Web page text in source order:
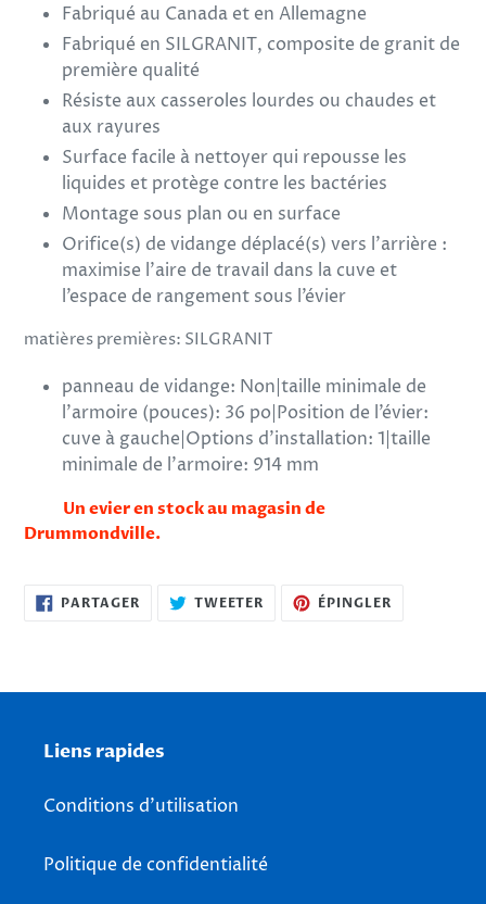
Fabriqué au Canada et en Allemagne
Fabriqué en SILGRANIT, composite de granit de
première qualité
Résiste aux casseroles lourdes ou chaudes et
aux rayures
Surface facile à nettoyer qui repousse les
liquides et protège contre les bactéries
Montage sous plan ou en surface
Orifice(s) de vidange déplacé(s) vers l’arrière :
maximise l’aire de travail dans la cuve et
l’espace de rangement sous l’évier
matières premières: SILGRANIT
panneau de vidange: Non taille minimale de
l’armoire (pouces): 36 po Position de l’évier:
cuve à gauche Options d’installation: 1 taille
minimale de l’armoire: 914 mm
Un evier en stock au magasin de
Drummondville.
PARTAGERPARTAGER
SUR
TWEETER TWEETERÉPINGLER
Liens rapides
Conditions d'utilisation
Politique de confidentialité